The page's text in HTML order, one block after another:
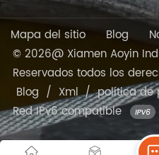
Mapa del sitio Blog
© 2026@ Xiamen Aoyin
Reservados todos los
Blog / Xml/política de
Red IPv6 compatible